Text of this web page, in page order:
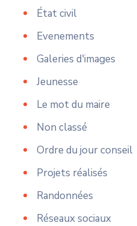
État civil
Evenements
Galeries d'images
Jeunesse
Le mot du maire
Non classé
Ordre du jour conseil
Projets réalisés
Randonnées
Réseaux sociaux